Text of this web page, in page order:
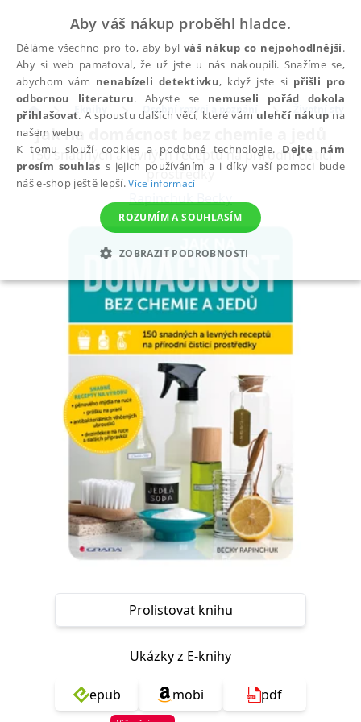
Eknihy Osobní rozvoj a poznání Životní styl
Jak na domácnost bez chemie a jedů
150 snadných a levných receptů na přírodní čisticí
prostředky
Rapinchuk Becky
Prolistovat knihu
Ukázky z E-knihy
epub mobi pdf
Aby váš nákup proběhl hladce.
Děláme všechno pro to, aby bylváš nákup co nejpohodlnější.
Aby si web pamatoval, že už jste u nás nakoupili. Snažíme se,
abychom vám nenabízeli detektivku, když jste si přišli pro
odbornou literaturu. Abyste se nemuseli pořád dokola
přihlašovat. A spoustu dalších věcí, které vám ulehčí nákup na
našem webu.
K tomu slouží cookies a podobné technologie. Dejte nám
prosím souhlas s jejich používáním a i díky vaší pomoci bude
náš e-shop ještě lepší.Více informací
ROZUMÍM A SOUHLASÍM
ZOBRAZIT PODROBNOSTI
NEZBYTNÉ ANALYTICKÉ MARKETINGOVÉ
Nezbytné Analytické Marketingové
Nezařazené soubory
Nezbytně nutné soubory cookie umožňují základní funkce webových
stránek, jako je přihlášení uživatele a správa účtu. Webové stránky nelze
bez nezbytně nutných souborů cookie správně používat.
Provider /
Doména
Vyprší Popis
CookieScriptConsent
CookieScript
www.grada.cz
1 měsíc
cookie
používá
služba
zapamatování
soubory
Cookie-
fungoval